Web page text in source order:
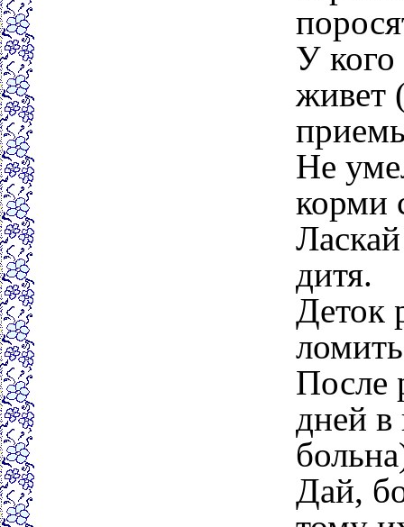
У кого
живет
Не
корми
дитя.
Деток
После
дней в
Дай,